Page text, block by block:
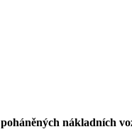
nákladních